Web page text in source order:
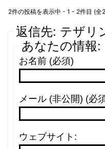
2件の投稿を表示中 - 1 - 2件目 (全
返信先: テザリ
あなたの情報:
お名前 (必須)
メール (非公開) (必
ウェブサイト: